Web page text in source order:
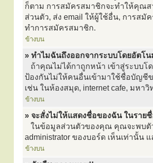
ก็ตาม การสมัครสมาชิกจะทำให้คุณส
ส่วนตัว, ส่ง email ให้ผู้ใช้อื่น, การสมั
ทำการสมัครสมาชิก.
ข้างบน
» ทำไมฉันถึงออกจากระบบโดยอัตโ
ถ้าคุณไม่ได้กาถูกหน้า เข้าสู่ระบบโ
ป้องกันไม่ให้คนอื่นเข้ามาใช้ชื่อบัญชี
เช่น ในห้องสมุด, internet cafe, มหาวิ
ข้างบน
» จะสั่งไม่ให้แสดงชื่อของฉัน ในราย
ในข้อมูลส่วนตัวของคุณ คุณจะพบตั
administrator ของบอร์ด เห็นเท่านั้
ข้างบน